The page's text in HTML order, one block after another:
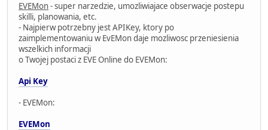
EVEMon- super narzedzie, umozliwiajace obserwacje postepu
skilli, planowania, etc.
- Najpierw potrzebny jest APIKey, ktory po
zaimplementowaniu w EvEMon daje mozliwosc przeniesienia
wszelkich informacji
o Twojej postaci z EVE Online do EVEMon:
Api Key
- EVEMon:
EVEMon